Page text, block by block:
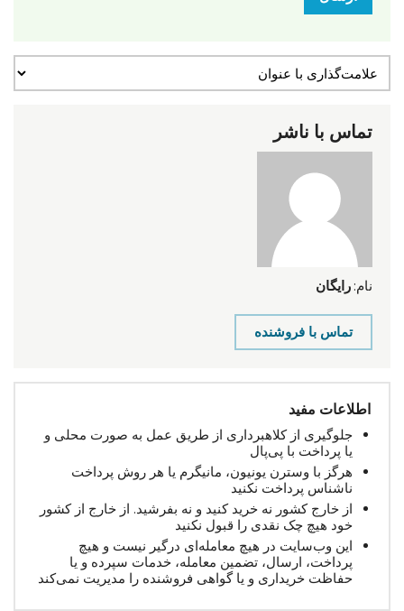
تماس با ناشر
نام: رایگان
تماس با فروشنده
اطلاعات مفید
جلوگیری از کلاهبرداری از طریق عمل به صورت محلی و
یا پرداخت با پی‌پال
هرگز با وسترن یونیون، مانیگرم یا هر روش پرداخت
ناشناس پرداخت نکنید
از خارج کشور نه خرید کنید و نه بفرشید. از خارج از کشور
خود هیچ چک نقدی را قبول نکنید
این وب‌سایت در هیچ معامله‌ای درگیر نیست و هیچ
پرداخت، ارسال، تضمین معامله، خدمات سپرده و یا
حفاظت خریداری و یا گواهی فروشنده را مدیریت نمی‌کند